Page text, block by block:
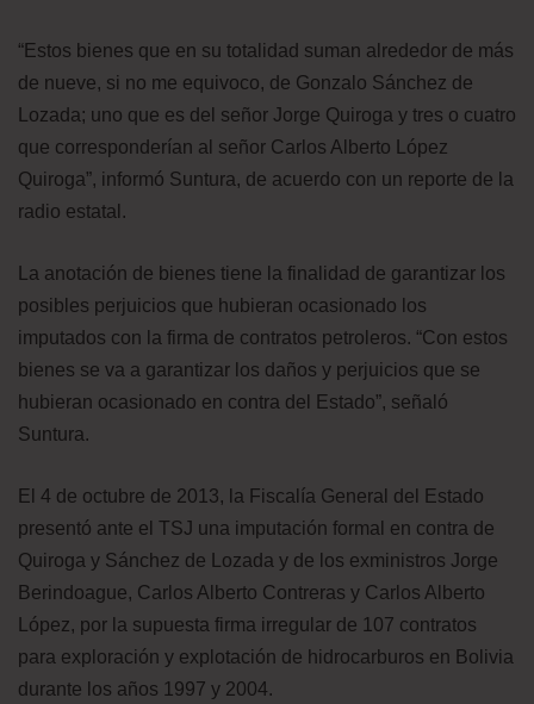
“Estos bienes que en su totalidad suman alrededor de más
de nueve, si no me equivoco, de Gonzalo Sánchez de
Lozada; uno que es del señor Jorge Quiroga y tres o cuatro
que corresponderían al señor Carlos Alberto López
Quiroga”, informó Suntura, de acuerdo con un reporte de la
radio estatal.
La anotación de bienes tiene la finalidad de garantizar los
posibles perjuicios que hubieran ocasionado los
imputados con la firma de contratos petroleros. “Con estos
bienes se va a garantizar los daños y perjuicios que se
hubieran ocasionado en contra del Estado”, señaló
Suntura.
El 4 de octubre de 2013, la Fiscalía General del Estado
presentó ante el TSJ una imputación formal en contra de
Quiroga y Sánchez de Lozada y de los exministros Jorge
Berindoague, Carlos Alberto Contreras y Carlos Alberto
López, por la supuesta firma irregular de 107 contratos
para exploración y explotación de hidrocarburos en Bolivia
durante los años 1997 y 2004.